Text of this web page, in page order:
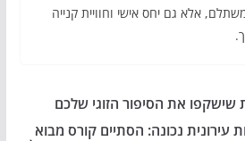
אלא גם יחס אישי וחוויית קנייה
שישקפו את הסיפור הזוגי שלכם
נכונה: הסתיים קורס מבוא